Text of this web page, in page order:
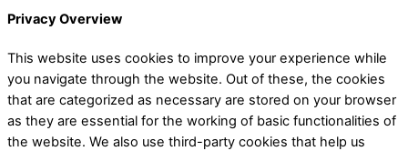
Privacy Overview
This website uses cookies to improve your experience while
you navigate through the website. Out of these, the cookies
that are categorized as necessary are stored on your browser
as they are essential for the working of basic functionalities of
the website. We also use third-party cookies that help us